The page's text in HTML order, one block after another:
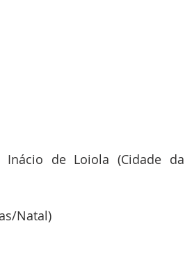
Inácio de Loiola (Cidade da
Natal)